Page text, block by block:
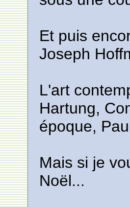
Et puis
Joseph
L'art
Hartung,
époque,
Mais si je
Noël...